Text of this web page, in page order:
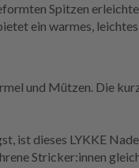
Spitzen
ein warmes,
und Mützen. Die
ist dieses LYKKE
Stricker:innen